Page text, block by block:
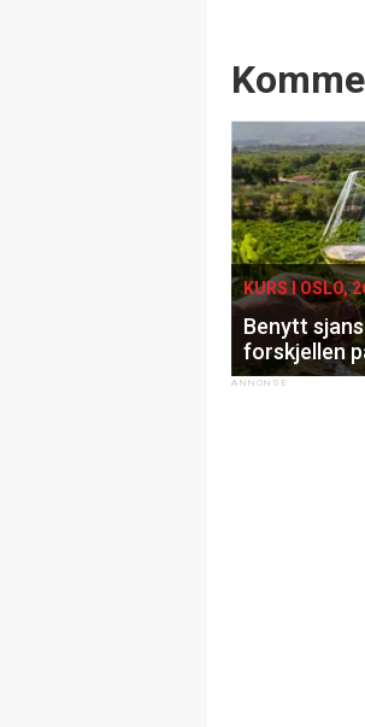
Events
KURS I OSLO,
Benytt
forskjellen